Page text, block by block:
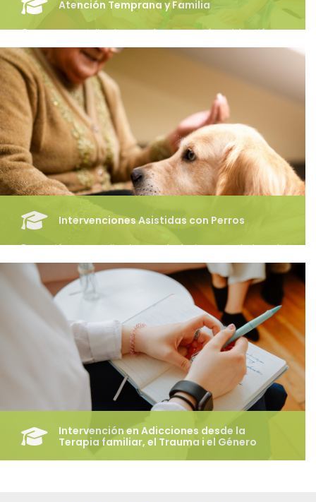
Atención Temprana y Familia
Cursos especializados en la prevención, detección e
intervención de todos los trastornos, que puedan aparecer
en la población infantil entre 0 y 6 años ,así como en la
intervención en el entorno socioeducativo y sanitario del
niño/a y su familia.
Acceder
Intervenciones Asistidas con Perros
Formación especializada y adaptada a contextos de
intervención, de salud, sociales y socioeducativos desde
una nueva perspectiva: la terapia asistida con perros.
Acceder
Intervención en Adicciones desde la
Terapia familiar, el Trauma i el Género
Formación especializada en la intervención terapéutica